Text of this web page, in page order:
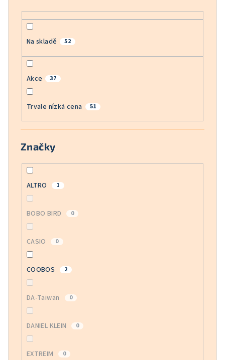
Na skladě 52
Akce 37
Trvale nízká cena 51
Značky
ALTRO 1
BOBO BIRD 0
CASIO 0
COOBOS 2
DA-Taiwan 0
DANIEL KLEIN 0
EXTREIM 0